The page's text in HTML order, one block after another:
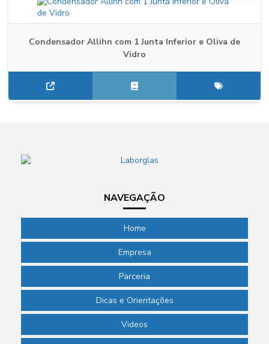
Condensador Allihn com 1 Junta Inferior e Oliva de
Vidro
NAVEGAÇÃO
Home
Empresa
Parceria
Dicas e Orientações
Videos